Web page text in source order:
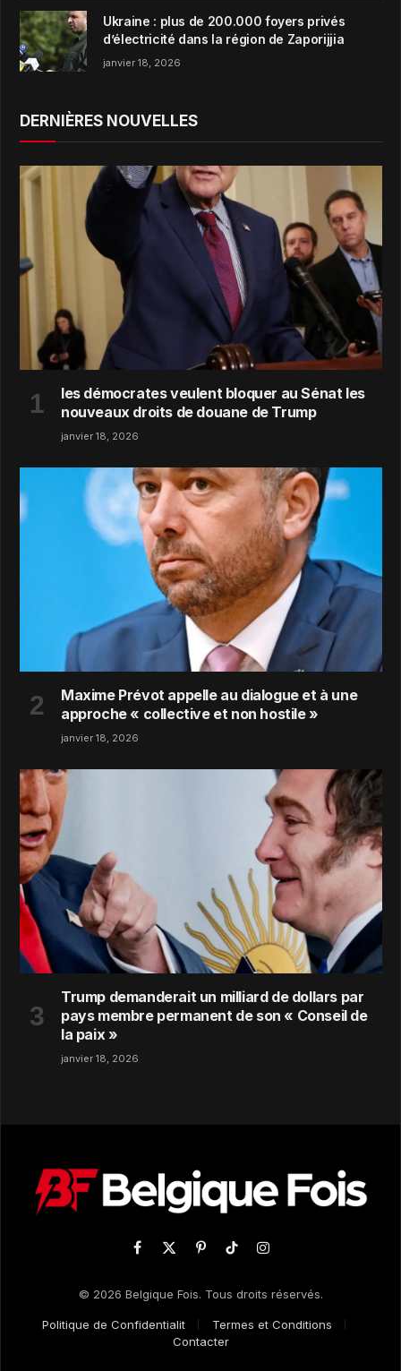
Ukraine : plus de 200.000 foyers privés
d’électricité dans la région de Zaporijjia
janvier 18, 2026
DERNIÈRES NOUVELLES
les démocrates veulent bloquer au Sénat les
nouveaux droits de douane de Trump
janvier 18, 2026
Maxime Prévot appelle au dialogue et à une
approche « collective et non hostile »
janvier 18, 2026
Trump demanderait un milliard de dollars par
pays membre permanent de son « Conseil de
la paix »
janvier 18, 2026
Facebook
X
PinterestTikTokInstagram
© 2026 Belgique Fois. Tous droits réservés.
Politique de Confidentialit
Termes et Conditions
Contacter